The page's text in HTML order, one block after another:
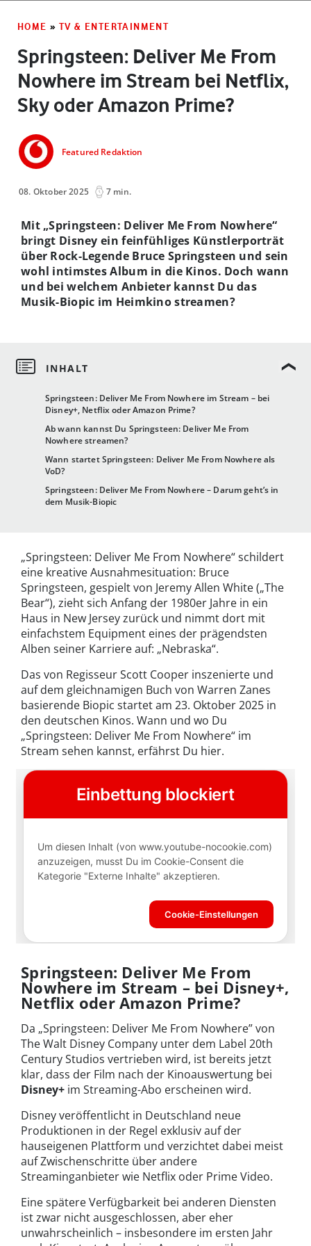
HOME » TV & ENTERTAINMENT
Springsteen: Deliver Me From
Nowhere im Stream bei Netflix,
Sky oder Amazon Prime?
Featured Redaktion
08. Oktober 2025 7 min.
Springsteen: Deliver Me From Nowhere im Stream – bei
Disney+, Netflix oder Amazon Prime?
Ab wann kannst Du Springsteen: Deliver Me From
Nowhere streamen?
Wann startet Springsteen: Deliver Me From Nowhere als
VoD?
Springsteen: Deliver Me From Nowhere – Darum geht’s in
dem Musik-Biopic
Mit „Springsteen: Deliver Me From Nowhere“
bringt Disney ein feinfühliges Künstlerporträt
über Rock-Legende Bruce Springsteen und sein
wohl intimstes Album in die Kinos. Doch wann
und bei welchem Anbieter kannst Du das
Musik-Biopic im Heimkino streamen?
„Springsteen: Deliver Me From Nowhere“ schildert
eine kreative Ausnahmesituation: Bruce
Springsteen, gespielt von Jeremy Allen White („The
Bear“), zieht sich Anfang der 1980er Jahre in ein
Haus in New Jersey zurück und nimmt dort mit
einfachstem Equipment eines der prägendsten
Alben seiner Karriere auf: „Nebraska“.
Das von Regisseur Scott Cooper inszenierte und
auf dem gleichnamigen Buch von Warren Zanes
basierende Biopic startet am 23. Oktober 2025 in
den deutschen Kinos. Wann und wo Du
„Springsteen: Deliver Me From Nowhere“ im
Stream sehen kannst, erfährst Du hier.
Springsteen: Deliver Me From
Nowhere im Stream – bei Disney+,
Netflix oder Amazon Prime?
Da „Springsteen: Deliver Me From Nowhere” von
The Walt Disney Company unter dem Label 20th
Century Studios vertrieben wird, ist bereits jetzt
klar, dass der Film nach der Kinoauswertung bei
Disney+ im Streaming-Abo erscheinen wird.
Disney veröffentlicht in Deutschland neue
Produktionen in der Regel exklusiv auf der
hauseigenen Plattform und verzichtet dabei meist
auf Zwischenschritte über andere
Streaminganbieter wie Netflix oder Prime Video.
Eine spätere Verfügbarkeit bei anderen Diensten
ist zwar nicht ausgeschlossen, aber eher
unwahrscheinlich – insbesondere im ersten Jahr